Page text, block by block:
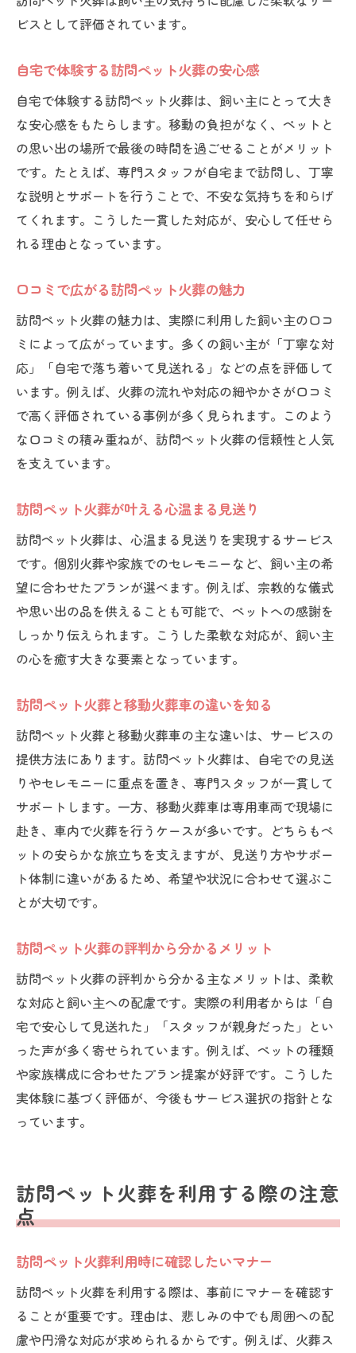
ビスとして評価されています。
自宅で体験する訪問ペット火葬の安心感
自宅で体験する訪問ペット火葬は、飼い主にとって大き
な安心感をもたらします。移動の負担がなく、ペットと
の思い出の場所で最後の時間を過ごせることがメリット
です。たとえば、専門スタッフが自宅まで訪問し、丁寧
な説明とサポートを行うことで、不安な気持ちを和らげ
てくれます。こうした一貫した対応が、安心して任せら
れる理由となっています。
口コミで広がる訪問ペット火葬の魅力
訪問ペット火葬の魅力は、実際に利用した飼い主の口コ
ミによって広がっています。多くの飼い主が「丁寧な対
応」「自宅で落ち着いて見送れる」などの点を評価して
います。例えば、火葬の流れや対応の細やかさが口コミ
で高く評価されている事例が多く見られます。このよう
な口コミの積み重ねが、訪問ペット火葬の信頼性と人気
を支えています。
訪問ペット火葬が叶える心温まる見送り
訪問ペット火葬は、心温まる見送りを実現するサービス
です。個別火葬や家族でのセレモニーなど、飼い主の希
望に合わせたプランが選べます。例えば、宗教的な儀式
や思い出の品を供えることも可能で、ペットへの感謝を
しっかり伝えられます。こうした柔軟な対応が、飼い主
の心を癒す大きな要素となっています。
訪問ペット火葬と移動火葬車の違いを知る
訪問ペット火葬と移動火葬車の主な違いは、サービスの
提供方法にあります。訪問ペット火葬は、自宅での見送
りやセレモニーに重点を置き、専門スタッフが一貫して
サポートします。一方、移動火葬車は専用車両で現場に
赴き、車内で火葬を行うケースが多いです。どちらもペ
ットの安らかな旅立ちを支えますが、見送り方やサポー
ト体制に違いがあるため、希望や状況に合わせて選ぶこ
とが大切です。
訪問ペット火葬の評判から分かるメリット
訪問ペット火葬の評判から分かる主なメリットは、柔軟
な対応と飼い主への配慮です。実際の利用者からは「自
宅で安心して見送れた」「スタッフが親身だった」とい
った声が多く寄せられています。例えば、ペットの種類
や家族構成に合わせたプラン提案が好評です。こうした
実体験に基づく評価が、今後もサービス選択の指針とな
っています。
訪問ペット火葬を利用する際の注意
点
訪問ペット火葬利用時に確認したいマナー
訪問ペット火葬を利用する際は、事前にマナーを確認す
ることが重要です。理由は、悲しみの中でも周囲への配
慮や円滑な対応が求められるからです。例えば、火葬ス